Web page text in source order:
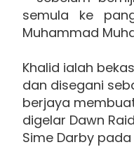
semula ke
Muhammad
Khalid ialah
dan disegani
berjaya
digelar Dawn
Sime Darby pada